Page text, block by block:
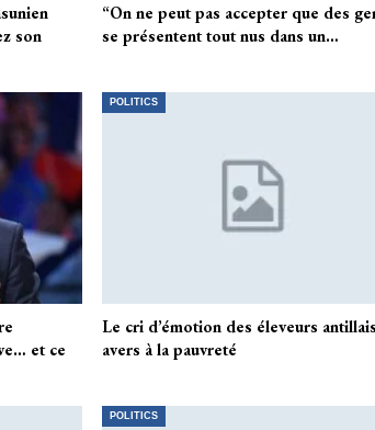
son
“On ne peut pas accepter que des
se présentent tout nus dans un…
et ce
POLITICS
Le cri d’émotion des éleveurs
avers à la pauvreté
POLITICS